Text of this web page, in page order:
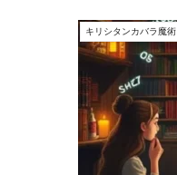
キリシタンカバラ魔術